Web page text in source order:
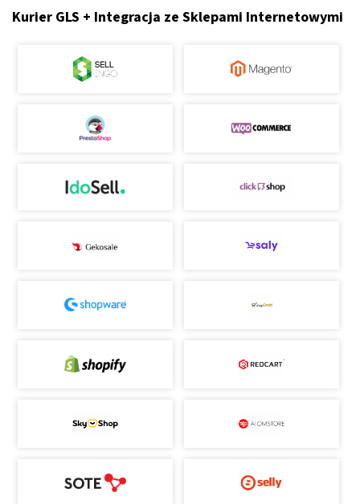
Kurier GLS + Integracja ze Sklepami Internetowymi